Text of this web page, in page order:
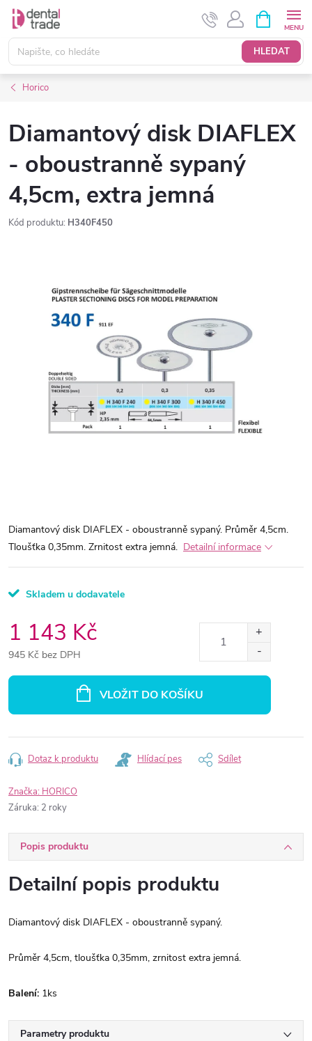
Přejít
obsah
HLEDAT
NÁKUPNÍ
KOŠÍK
Horico
Diamantový disk DIAFLEX
- oboustranně sypaný
4,5cm, extra jemná
Kód produktu: H340F450
Diamantový disk DIAFLEX - oboustranně sypaný. Průměr 4,5cm.
Tloušťka 0,35mm. Zrnitost extra jemná. Detailní informace
Skladem u dodavatele
1 143 Kč
945 Kč bez DPH
VLOŽIT DO KOŠÍKU
Dotaz k produktu Hlídací pes Sdílet
Značka: HORICO
Záruka: 2 roky
Popis produktu
Detailní popis produktu
Diamantový disk DIAFLEX - oboustranně sypaný.
Průměr 4,5cm, tloušťka 0,35mm, zrnitost extra jemná.
Balení: 1ks
Parametry produktu